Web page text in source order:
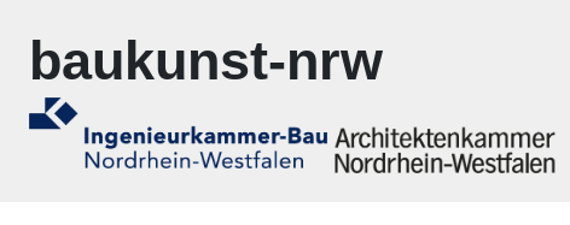
baukunst-nrw